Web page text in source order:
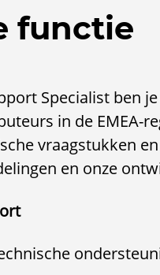
functie
Specialist ben
in de EMEA-
vraagstukken
en onze